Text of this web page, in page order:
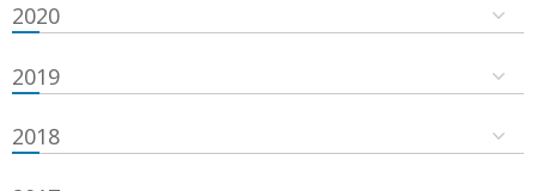
2020
2019
2018